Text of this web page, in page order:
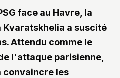
face au Havre, la
Kvaratskhelia a suscité
Attendu comme le
l'attaque parisienne,
convaincre les